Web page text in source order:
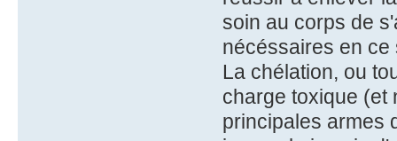
soin au corps de
nécéssaires en ce
La chélation, ou
charge toxique (et
principales armes